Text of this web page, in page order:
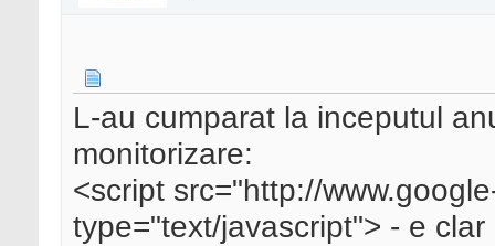
L-au cumparat la inceputul
monitorizare:
<script src="http://
type="text/javascript"> - e